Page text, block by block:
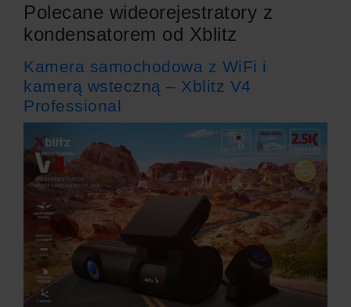
Polecane wideorejestratory z
kondensatorem od Xblitz
Kamera samochodowa z WiFi i
kamerą wsteczną – Xblitz V4
Professional